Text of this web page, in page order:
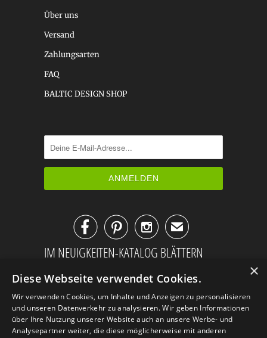
Über uns
Versand
Zahlungsarten
FAQ
BALTIC DESIGN SHOP
✉
IM NEUIGKEITEN-KATALOG BLÄTTERN
×
Diese Webseite verwendet Cookies.
Wir verwenden Cookies, um Inhalte und Anzeigen zu personalisieren
und unseren Datenverkehr zu analysieren. Wir geben Informationen
über Ihre Nutzung unserer Website auch an unsere Werbe- und
Analysepartner weiter, die diese möglicherweise mit anderen